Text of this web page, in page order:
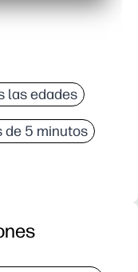
las edades
de 5 minutos